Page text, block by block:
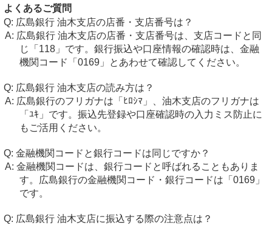
よくあるご質問
広島銀行 油木支店の店番・支店番号は？
広島銀行 油木支店の店番・支店番号は、支店コードと同
じ「118」です。銀行振込や口座情報の確認時は、金融
機関コード「0169」とあわせて確認してください。
広島銀行 油木支店の読み方は？
広島銀行のフリガナは「ﾋﾛｼﾏ」、油木支店のフリガナは
「ﾕｷ」です。振込先登録や口座確認時の入力ミス防止に
もご活用ください。
金融機関コードと銀行コードは同じですか？
金融機関コードは、銀行コードと呼ばれることもありま
す。広島銀行の金融機関コード・銀行コードは「0169」
です。
広島銀行 油木支店に振込する際の注意点は？